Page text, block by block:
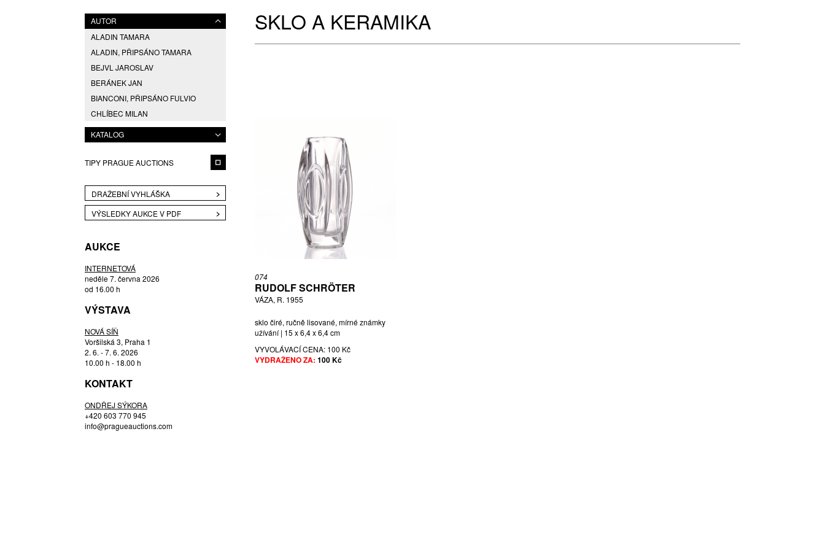
AUTOR
ALADIN TAMARA
ALADIN, PŘIPSÁNO TAMARA
BEJVL JAROSLAV
BERÁNEK JAN
BIANCONI, PŘIPSÁNO FULVIO
CHLÍBEC MILAN
EDENFALK BENGT
ESCHLER RUDOLF
ESCHLER, PŘIPSÁNO RUDOLF
1973), PŘIPSÁNO RUDOLF
SCHWEDLER (1896 - 1981),
GABRHEL JAN
HANUŠ VÁCLAV
HLAVIČKA TOMÁŠ
HLOUŠEK RUDOLF
HOSPODKA JOSEF
HOSPODKA, PŘIPSÁNO JOSEF
JANDEJSKOVÁ KORTEOVÁ EVA
JEŽEK PAVEL
KLINGER (1922 - 1999),
JOSEF ROZÍNEK (1911 - 1992)
STANISLAV HONZÍK ST. (1926 -
1998),
KATALOG
TIPY PRAGUE AUCTIONS
DRAŽEBNÍ VYHLÁŠKA
VÝSLEDKY AUKCE V PDF
AUKCE
INTERNETOVÁ
neděle 7. června 2026
od 16.00 h
VÝSTAVA
NOVÁ SÍŇ
Voršilská 3, Praha 1
2. 6. - 7. 6. 2026
10.00 h - 18.00 h
KONTAKT
ONDŘEJ SÝKORA
+420 603 770 945
info@pragueauctions.com
SKLO A KERAMIKA
074
RUDOLF SCHRÖTER
VÁZA, R. 1955
sklo čiré, ručně lisované, mírné známky
užívání | 15 x 6,4 x 6,4 cm
VYVOLÁVACÍ CENA: 100 Kč
VYDRAŽENO ZA: 100 Kč